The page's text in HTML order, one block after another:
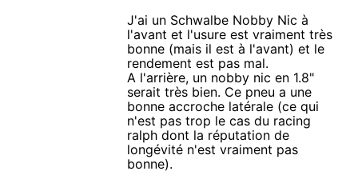
J'ai un Schwalbe Nobby Nic à
l'avant et l'usure est vraiment très
bonne (mais il est à l'avant) et le
rendement est pas mal.
A l'arrière, un nobby nic en 1.8"
serait très bien. Ce pneu a une
bonne accroche latérale (ce qui
n'est pas trop le cas du racing
ralph dont la réputation de
longévité n'est vraiment pas
bonne).